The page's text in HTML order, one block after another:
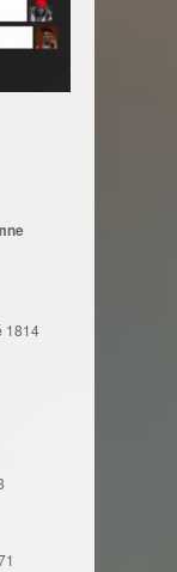
1814